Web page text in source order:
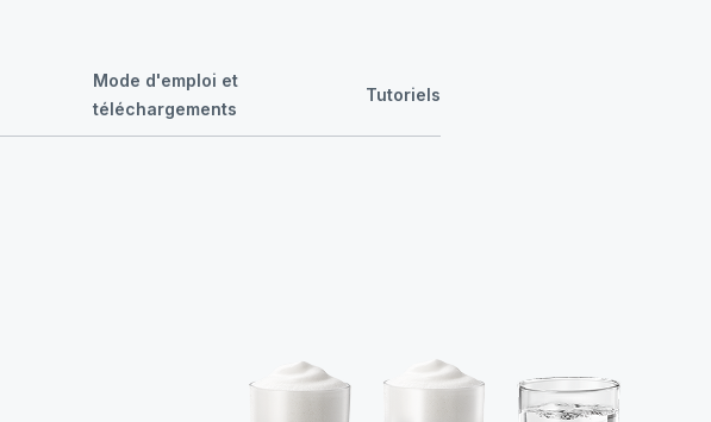
Mode d'emploi et
téléchargements
Tutoriels